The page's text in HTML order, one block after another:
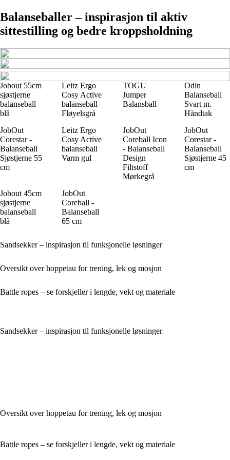
Balanseballer – inspirasjon til aktiv
sittestilling og bedre kroppsholdning
Jobout 55cm
sjøstjerne
balanseball
blå
Leitz Ergo
Cosy Active
balanseball
Fløyelsgrå
TOGU
Jumper
Balansball
Odin
Balanseball
Svart m.
Håndtak
JobOut
Corestar -
Balanseball
Sjøstjerne 55
cm
Leitz Ergo
Cosy Active
balanseball
Varm gul
JobOut
Coreball Icon
- Balanseball
Design
Filtstoff
Mørkegrå
JobOut
Corestar -
Balanseball
Sjøstjerne 45
cm
Jobout 45cm
sjøstjerne
balanseball
blå
JobOut
Coreball -
Balanseball
65 cm
Sandsekker – inspirasjon til funksjonelle løsninger
Oversikt over hoppetau for trening, lek og mosjon
Battle ropes – se forskjeller i lengde, vekt og materiale
Sandsekker – inspirasjon til funksjonelle løsninger
Oversikt over hoppetau for trening, lek og mosjon
Battle ropes – se forskjeller i lengde, vekt og materiale